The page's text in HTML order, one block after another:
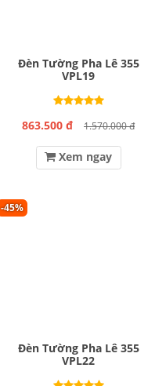
Đèn Tường Pha Lê 355
VPL19
863.500 đ 1.570.000 đ
Xem ngay
-45%
Đèn Tường Pha Lê 355
VPL22